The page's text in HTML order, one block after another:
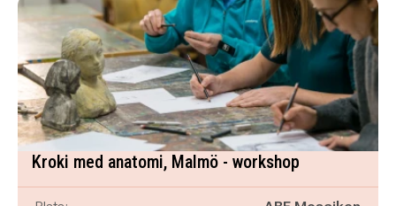
Kroki med anatomi, Malmö - workshop